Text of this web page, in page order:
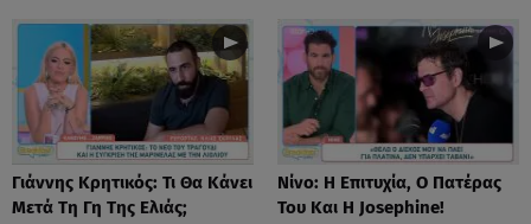
Γιάννης Κρητικός: Τι Θα Κάνει
Μετά Τη Γη Της Ελιάς;
Νίνο: Η Επιτυχία, Ο Πατέρας
Του Και Η Josephine!